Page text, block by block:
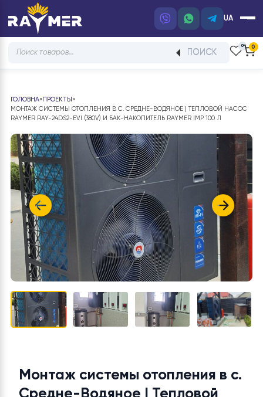
UA
Products
ПОИСК
ГОЛОВНА»ПРОЕКТЫ»
МОНТАЖ СИСТЕМЫ ОТОПЛЕНИЯ В С. СРЕДНЕ-ВОДЯНОЕ | ТЕПЛОВОЙ